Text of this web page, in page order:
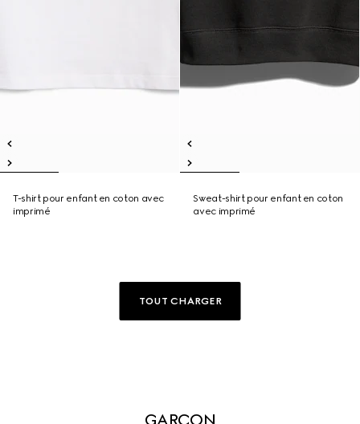
T-shirt pour enfant en coton avec
imprimé
Sweat-shirt pour enfant en coton
avec imprimé
TOUT CHARGER
GARÇON